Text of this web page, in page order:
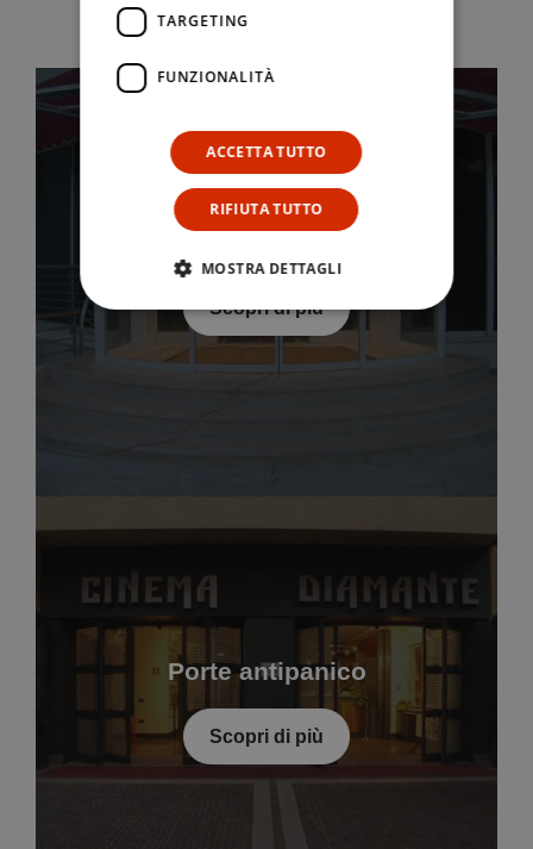
Scopri di più
Porte antipanico
Scopri di più
TARGETING
FUNZIONALITÀ
ACCETTA TUTTO
RIFIUTA TUTTO
MOSTRA DETTAGLI